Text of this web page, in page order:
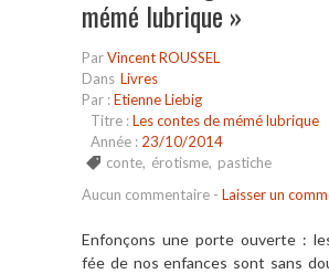
mémé lubrique »
ParVincent ROUSSEL
Dans Livres
Par :Etienne Liebig
Titre :Les contes de mémé lubrique
Année : 23/10/2014
conte, érotisme, pastiche
Aucun commentaire - Laisser un
Enfonçons une porte ouverte :
fée de nos enfances sont sans